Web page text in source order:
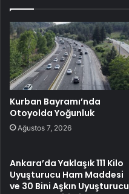
Kurban Bayramı’nda
Otoyolda Yoğunluk
Ağustos 7, 2026
Ankara’da Yaklaşık 111 Kilo
Uyuşturucu Ham Maddesi
ve 30 Bini Aşkın Uyuşturucu